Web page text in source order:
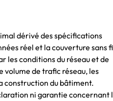
dérivé des spécifications
réel et la couverture sans
les conditions du réseau et de
volume de trafic réseau, les
construction du bâtiment.
ni garantie concernant